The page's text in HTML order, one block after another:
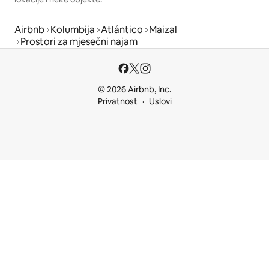
Airbnb Kolumbija Atlántico Maizal
Prostori za mjesečni najam
© 2026 Airbnb, Inc.
Privatnost
Uslovi